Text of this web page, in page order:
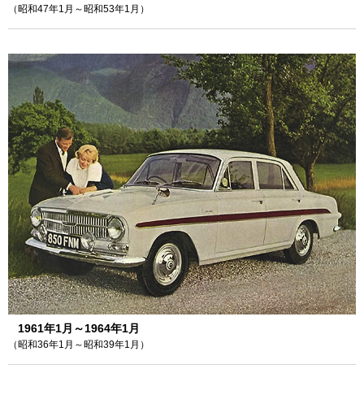
（昭和47年1月～昭和53年1月）
1961年1月～1964年1月
（昭和36年1月～昭和39年1月）